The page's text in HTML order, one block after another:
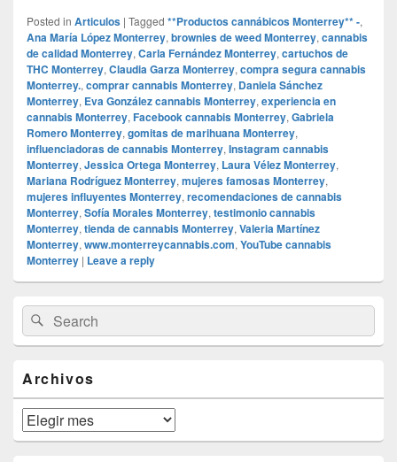
Posted in Articulos | Tagged **Productos cannábicos Monterrey** -,
Ana María López Monterrey, brownies de weed Monterrey, cannabis
de calidad Monterrey, Carla Fernández Monterrey, cartuchos de
THC Monterrey, Claudia Garza Monterrey, compra segura cannabis
Monterrey., comprar cannabis Monterrey, Daniela Sánchez
Monterrey, Eva González cannabis Monterrey, experiencia en
cannabis Monterrey, Facebook cannabis Monterrey, Gabriela
Romero Monterrey, gomitas de marihuana Monterrey,
influenciadoras de cannabis Monterrey, Instagram cannabis
Monterrey, Jessica Ortega Monterrey, Laura Vélez Monterrey,
Mariana Rodríguez Monterrey, mujeres famosas Monterrey,
mujeres influyentes Monterrey, recomendaciones de cannabis
Monterrey, Sofía Morales Monterrey, testimonio cannabis
Monterrey, tienda de cannabis Monterrey, Valeria Martínez
Monterrey, www.monterreycannabis.com, YouTube cannabis
Monterrey | Leave a reply
Primary
Sidebar
Widget
Area
Search
for:
Search
Archivos
Archivos